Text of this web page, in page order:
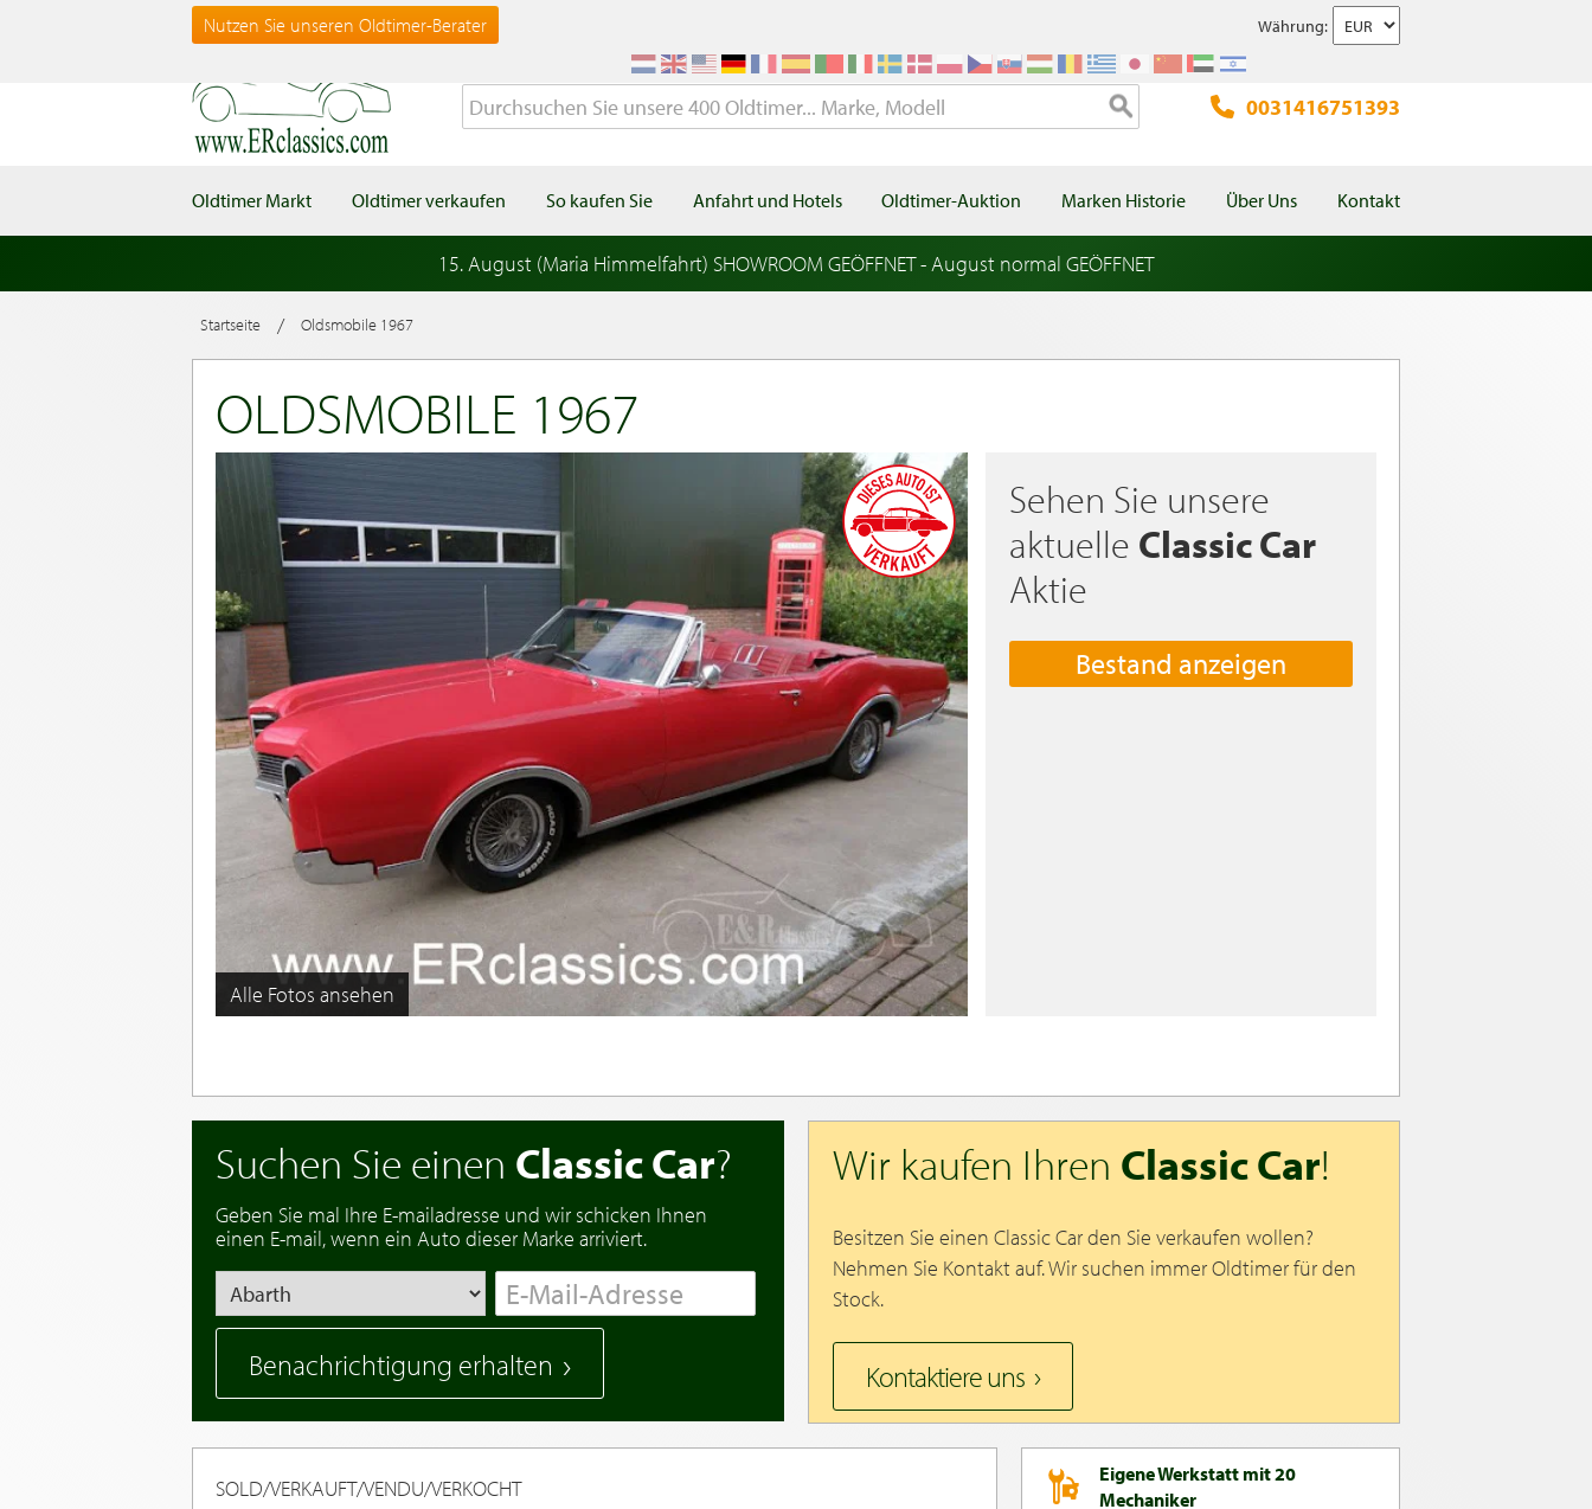
Nutzen Sie unseren Oldtimer-Berater Währung:
0031416751393
Oldtimer Markt Oldtimer verkaufen So kaufen Sie Anfahrt und Hotels Oldtimer-Auktion Marken Historie Über Uns Kontakt
15. August (Maria Himmelfahrt) SHOWROOM GEÖFFNET - August normal GEÖFFNET
Startseite / Oldsmobile 1967
OLDSMOBILE 1967
Alle Fotos ansehen
Sehen Sie unsere
aktuelle Classic Car
Aktie
Bestand anzeigen
Suchen Sie einen Classic Car?
Geben Sie mal Ihre E-mailadresse und wir schicken Ihnen
einen E-mail, wenn ein Auto dieser Marke arriviert.
Benachrichtigung erhalten
Wir kaufen Ihren Classic Car!
Besitzen Sie einen Classic Car den Sie verkaufen wollen?
Nehmen Sie Kontakt auf. Wir suchen immer Oldtimer für den
Stock.
Kontaktiere uns
SOLD/VERKAUFT/VENDU/VERKOCHT
Eigene Werkstatt mit 20
Mechaniker